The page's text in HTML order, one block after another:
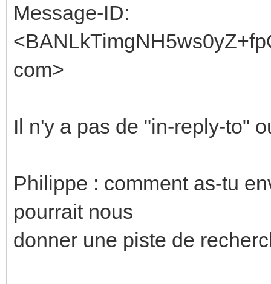
Message-ID:
com>
Il n'y a pas de "in-reply-to"
Philippe : comment as-tu
pourrait nous
donner une piste de